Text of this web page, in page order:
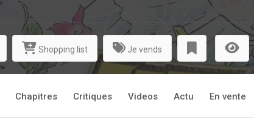
Shopping list Je vends
Chapitres Critiques Videos Actu En vente